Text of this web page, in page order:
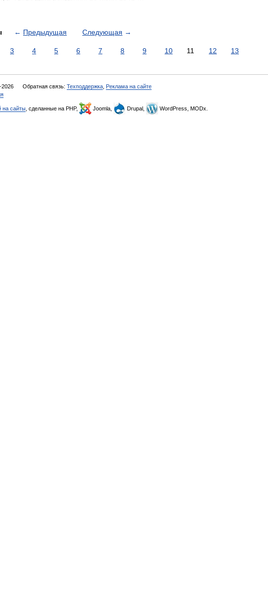
← Предыдущая Следующая →
3 4 5 6 7 8 9 10 11 12 13
2026 Обратная связь: Техподдержка Реклама на сайте
на сайты , сделанные на PHP, Joomla, Drupal, WordPress, MODx.